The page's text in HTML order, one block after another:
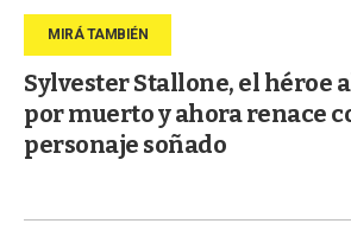
Sylvester Stallone, el héroe
por muerto y ahora renace
personaje soñado